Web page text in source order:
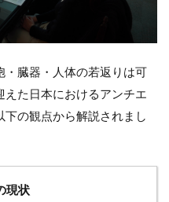
臓器・人体の若返りは可
た日本におけるアンチエ
の観点から解説されまし
現状